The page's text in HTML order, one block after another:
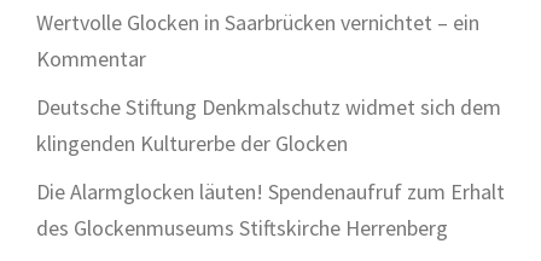
Wertvolle Glocken in Saarbrücken vernichtet – ein
Kommentar
Deutsche Stiftung Denkmalschutz widmet sich dem
klingenden Kulturerbe der Glocken
Die Alarmglocken läuten! Spendenaufruf zum Erhalt
des Glockenmuseums Stiftskirche Herrenberg